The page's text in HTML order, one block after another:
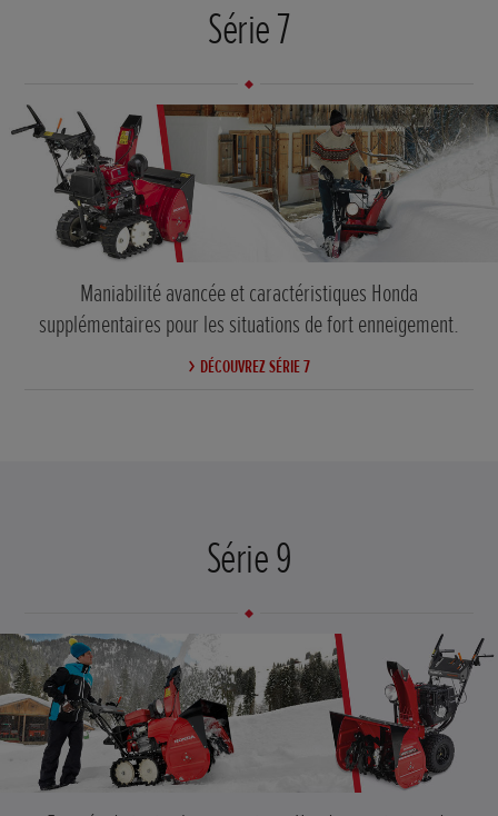
Série 7
Maniabilité avancée et caractéristiques Honda
supplémentaires pour les situations de fort enneigement.
DÉCOUVREZ SÉRIE 7
Série 9